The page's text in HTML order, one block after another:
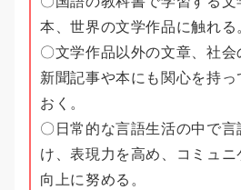
本、世界の文学作品に触れる
〇文学作品以外の文章、社
新聞記事や本にも関心を持
おく。
〇日常的な言語生活の中で
け、表現力を高め、コミュ
向上に努める。